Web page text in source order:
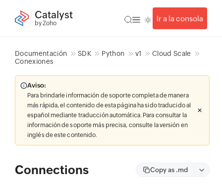
Catalyst
by Zoho
Ir a la consola
Documentación SDK Python v1
Cloud Scale
Conexiones
Aviso:
Para brindarle información de soporte completa de manera
más rápida, el contenido de esta página ha sido traducido al
español mediante traducción automática. Para consultar la
información de soporte más precisa, consulte la versión en
inglés de este contenido.
Connections Copy as .md